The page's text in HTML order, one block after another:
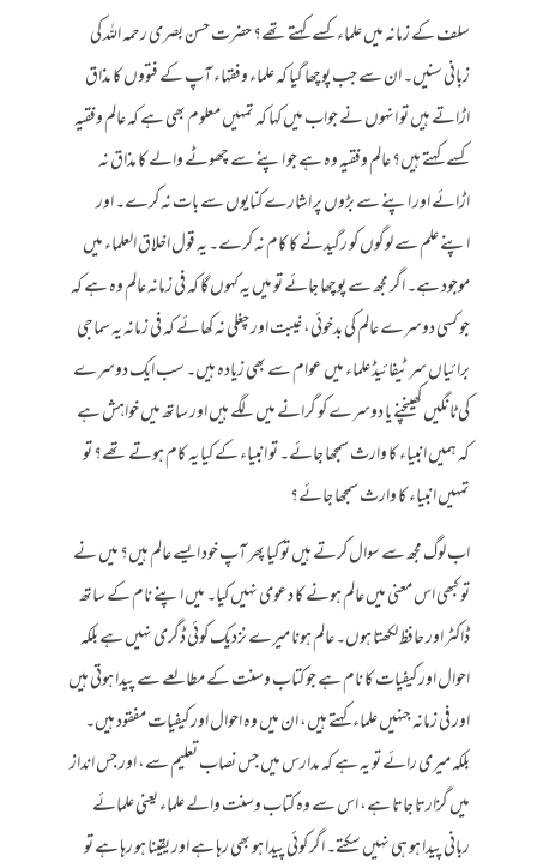
سلف کے زمانہ میں علماء کسے کہتے تھے؟ حضرت حسن بصری رحمہ اللہ کی
زبانی سنیں۔ ان سے جب پوچھا گیا کہ علماء وفقہاء آپ کے فتووں کا مذاق
اڑاتے ہیں تو انہوں نے جواب میں کہا کہ تمہیں معلوم بھی ہے کہ عالم وفقیہ
کسے کہتے ہیں؟ عالم وفقیہ وہ ہے جو اپنے سے چھوٹے والے کا مذاق نہ
اڑائے اور اپنے سے بڑوں پر اشارے کنایوں سے بات نہ کرے۔ اور
اپنے علم سے لوگوں کو رگیدنے کا کام نہ کرے۔ یہ قول اخلاق العلماء میں
موجود ہے۔ اگر مجھ سے پوچھا جائے تو میں یہ کہوں گا کہ فی زمانہ عالم وہ ہے کہ
جو کسی دوسرے عالم کی بدخوئی، غیبت اور چغلی نہ کھائے کہ فی زمانہ یہ سماجی
برائیاں سرٹیفائیڈ علماء میں عوام سے بھی زیادہ ہیں۔ سب ایک دوسرے
کی ٹانگیں کھینچنے یا دوسرے کو گرانے میں لگے ہیں اور ساتھ میں خواہش ہے
کہ ہمیں انبیاء کا وارث سمجھا جائے۔ تو انبیاء کے کیا یہ کام ہوتے تھے؟ تو
تمہیں انبیاء کا وارث سمجھا جائے؟
اب لوگ مجھ سے سوال کرتے ہیں تو کیا پھر آپ خود ایسے عالم ہیں؟ میں نے
تو کبھی اس معنی میں عالم ہونے کا دعوی نہیں کیا۔ میں اپنے نام کے ساتھ
ڈاکٹر اور حافظ لکھتا ہوں۔ عالم ہونا میرے نزدیک کوئی ڈگری نہیں ہے بلکہ
احوال اور کیفیات کا نام ہے جو کتاب وسنت کے مطالعے سے پیدا ہوتی ہیں
اور فی زمانہ جنہیں علماء کہتے ہیں، ان میں وہ احوال اور کیفیات مفقود ہیں۔
بلکہ میری رائے تو یہ ہے کہ مدارس میں جس نصاب تعلیم سے، اور جس انداز
میں گزارتا جاتا ہے، اس سے وہ کتاب وسنت والے علماء یعنی علمائے
ربانی پیدا ہو ہی نہیں سکتے۔ اگر کوئی پیدا ہو بھی رہا ہے اور یقینا ہو رہا ہے تو